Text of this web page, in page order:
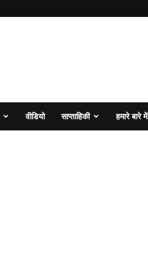
वीडियो साप्ताहिकी हमारे बारे में